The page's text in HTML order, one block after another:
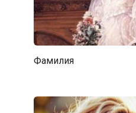
Фамилия